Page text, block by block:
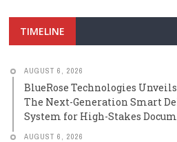
TIMELINE
AUGUST 6, 2026
BlueRose Technologies
The Next-Generation Smart
System for High-Stakes
AUGUST 6, 2026